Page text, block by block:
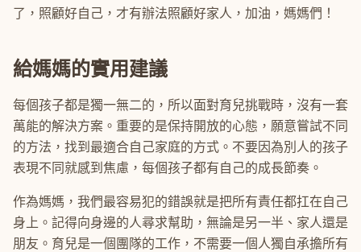
了，照顧好自己，才有辦法照顧好家人，加油，媽媽們！
給媽媽的實用建議
每個孩子都是獨一無二的，所以面對育兒挑戰時，沒有一套
萬能的解決方案。重要的是保持開放的心態，願意嘗試不同
的方法，找到最適合自己家庭的方式。不要因為別人的孩子
表現不同就感到焦慮，每個孩子都有自己的成長節奏。
作為媽媽，我們最容易犯的錯誤就是把所有責任都扛在自己
身上。記得向身邊的人尋求幫助，無論是另一半、家人還是
朋友。育兒是一個團隊的工作，不需要一個人獨自承擔所有